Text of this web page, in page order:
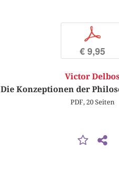
p
€ 9,95
Victor
Die Konzeptionen der
PDF, 20 Seiten